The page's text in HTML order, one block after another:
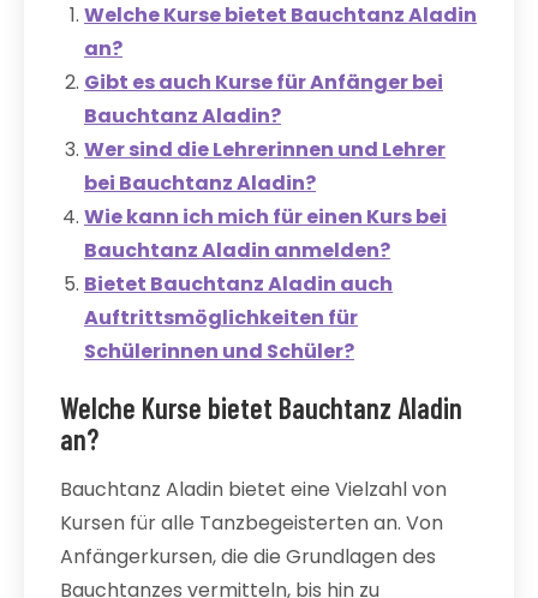
Welche Kurse bietet Bauchtanz Aladin
an?
Gibt es auch Kurse für Anfänger bei
Bauchtanz Aladin?
Wer sind die Lehrerinnen und Lehrer
bei Bauchtanz Aladin?
Wie kann ich mich für einen Kurs bei
Bauchtanz Aladin anmelden?
Bietet Bauchtanz Aladin auch
Auftrittsmöglichkeiten für
Schülerinnen und Schüler?
Welche Kurse bietet Bauchtanz Aladin
an?
Bauchtanz Aladin bietet eine Vielzahl von
Kursen für alle Tanzbegeisterten an. Von
Anfängerkursen, die die Grundlagen des
Bauchtanzes vermitteln, bis hin zu